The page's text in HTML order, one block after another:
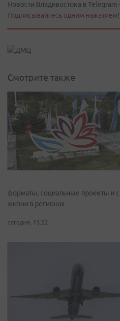
Новости Владивостока в Telegram
Подписывайтесь одним нажатием!
Смотрите также
форматы, социальные проекты и
жизни в регионах
сегодня, 15:22